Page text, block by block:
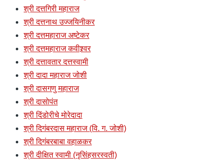
श्री दत्तगिरी महाराज
श्री दत्तनाथ उज्जयिनीकर
श्री दत्तमहाराज अष्टेकर
श्री दत्तमहाराज कवीश्र्वर
श्री दत्तावतार दत्तस्वामी
श्री दादा महाराज जोशी
श्री दासगणु महाराज
श्री दासोपंत
श्री दिंडोरीचे मोरेदादा
श्री दिगंबरदास महाराज (वि. ग. जोशी)
श्री दिगंबरबाबा वहाळकर
श्री दीक्षित स्वामी (नृसिंहसरस्वती)